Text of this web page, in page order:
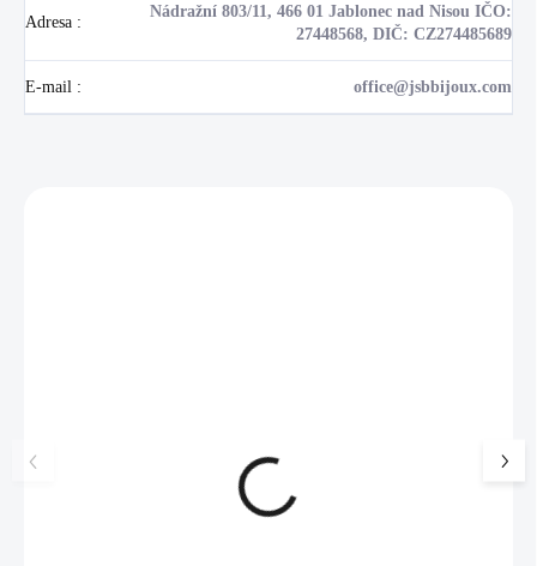
Adresa :
Nádražní 803/11, 466 01 Jablonec nad Nisou IČO:
27448568, DIČ: CZ274485689
E-mail : office@jsbbijoux.com